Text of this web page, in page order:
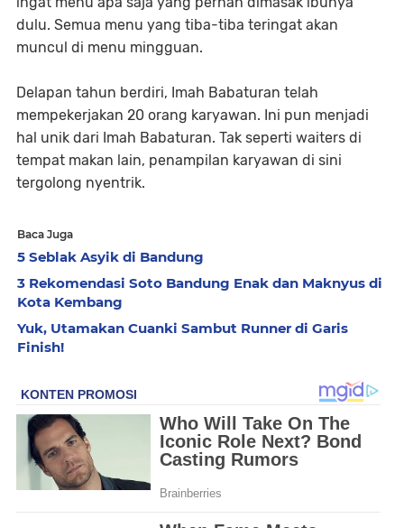
dulu. Semua menu yang tiba-tiba teringat akan
muncul di menu mingguan.
Delapan tahun berdiri, Imah Babaturan telah
mempekerjakan 20 orang karyawan. Ini pun menjadi
hal unik dari Imah Babaturan. Tak seperti waiters di
tempat makan lain, penampilan karyawan di sini
tergolong nyentrik.
Baca Juga
5 Seblak Asyik di Bandung
3 Rekomendasi Soto Bandung Enak dan Maknyus di
Kota Kembang
Yuk, Utamakan Cuanki Sambut Runner di Garis
Finish!